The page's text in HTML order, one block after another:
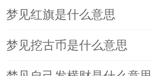
梦戒指。守正则吉，
者，凡事宜敛不宜肆，宜
梦见红旗是什么意思
梦见挖古币是什么意思